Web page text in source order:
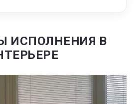
ИСПОЛНЕНИЯ В